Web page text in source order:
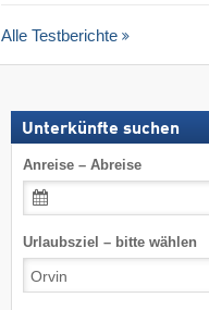
Alle Testberichte
Unterkünfte suchen
Anreise – Abreise
Urlaubsziel – bitte wählen